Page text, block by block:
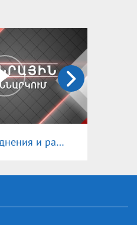
Наводнения и разрушения на севере Армении. Общественная дискуссия